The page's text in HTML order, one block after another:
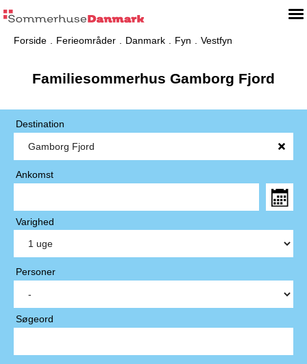
Forside Ferieområder Danmark Fyn Vestfyn
Familiesommerhus Gamborg Fjord
Destination
Ankomst
Varighed
Personer
Søgeord